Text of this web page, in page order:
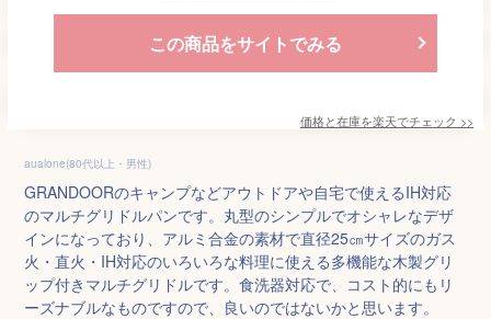
この商品をサイトでみる
価格と在庫を楽天でチェック >>
aualone(80代以上・男性)
GRANDOORのキャンプなどアウトドアや自宅で使えるIH対応
のマルチグリドルパンです。丸型のシンプルでオシャレなデザ
インになっており、アルミ合金の素材で直径25㎝サイズのガス
火・直火・IH対応のいろいろな料理に使える多機能な木製グリ
ップ付きマルチグリドルです。食洗器対応で、コスト的にもリ
ーズナブルなものですので、良いのではないかと思います。